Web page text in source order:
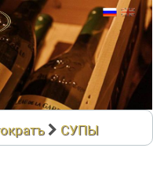
СУПЫ